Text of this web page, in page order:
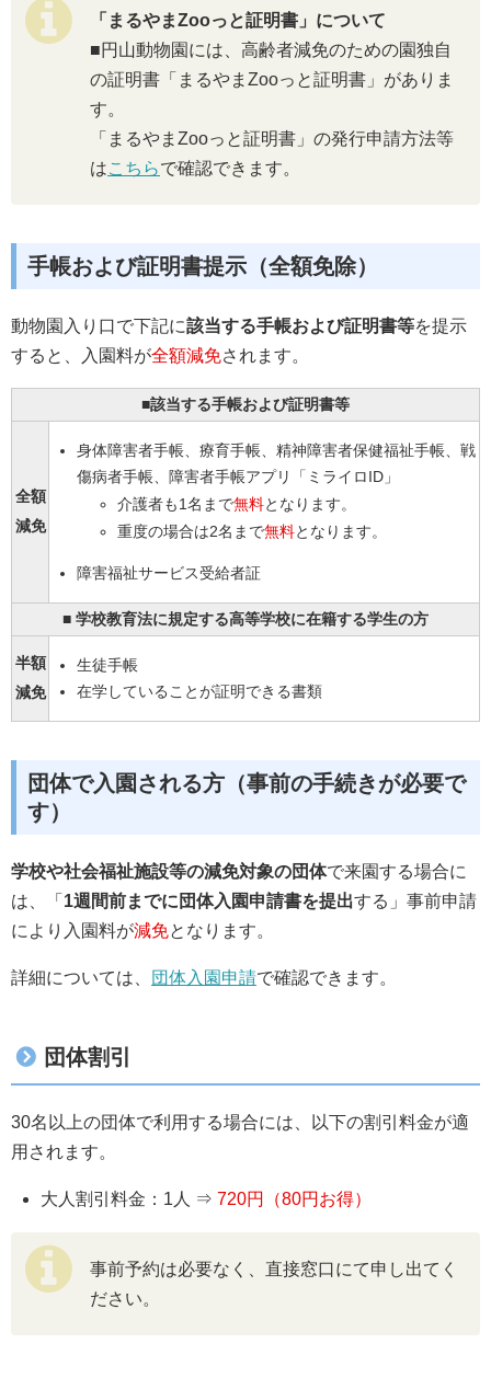
「まるやまZooっと証明書」について
■円山動物園には、高齢者減免のための園独自
の証明書「まるやまZooっと証明書」がありま
す。
「まるやまZooっと証明書」の発行申請方法等
はこちらで確認できます。
手帳および証明書提示（全額免除）
動物園入り口で下記に該当する手帳および証明書等を提示
すると、入園料が全額減免されます。
■該当する手帳および証明書等
全額
減免
身体障害者手帳、療育手帳、精神障害者保健福祉手帳、戦
傷病者手帳、障害者手帳アプリ「ミライロID」
介護者も1名まで無料となります。
重度の場合は2名まで無料となります。
障害福祉サービス受給者証
■ 学校教育法に規定する高等学校に在籍する学生の方
半額
減免
生徒手帳
在学していることが証明できる書類
団体で入園される方（事前の手続きが必要で
す）
学校や社会福祉施設等の減免対象の団体で来園する場合に
は、「 1週間前までに団体入園申請書を提出する」事前申請
により入園料が減免となります。
詳細については、 団体入園申請で確認できます。
団体割引
30名以上の団体で利用する場合には、以下の割引料金が適
用されます。
大人割引料金：1人 ⇒720円（80円お得）
事前予約は必要なく、直接窓口にて申し出てく
ださい。